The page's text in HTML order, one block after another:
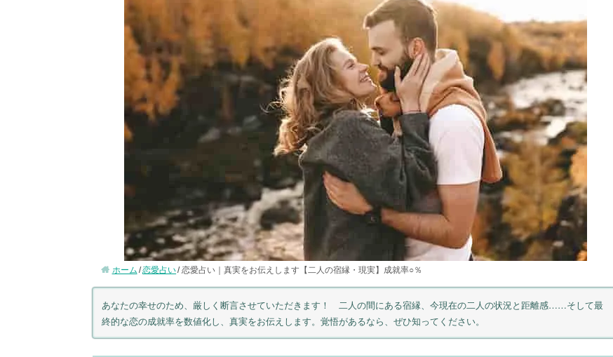
ホーム 恋愛占い 恋愛占い｜真実をお伝えします【二人の宿縁・現実】成就率○％
あなたの幸せのため、厳しく断言させていただきます！ 二人の間にある宿縁、今現在の二人の状況と距離感……そして最
終的な恋の成就率を数値化し、真実をお伝えします。覚悟があるなら、ぜひ知ってください。